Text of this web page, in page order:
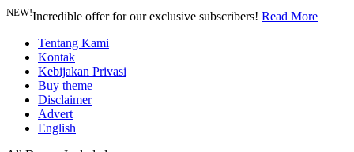
NEW!Incredible offer for our exclusive subscribers! Read More
Tentang Kami
Kontak
Kebijakan Privasi
Buy theme
Disclaimer
Advert
English